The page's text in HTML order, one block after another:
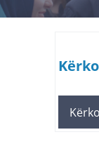
Kërko
Search
for: